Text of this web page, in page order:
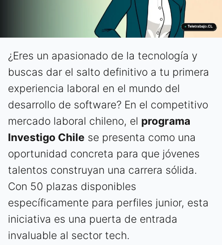
¿Eres un apasionado de la tecnología y
buscas dar el salto definitivo a tu primera
experiencia laboral en el mundo del
desarrollo de software? En el competitivo
mercado laboral chileno, el programa
Investigo Chile se presenta como una
oportunidad concreta para que jóvenes
talentos construyan una carrera sólida.
Con 50 plazas disponibles
específicamente para perfiles junior, esta
iniciativa es una puerta de entrada
invaluable al sector tech.